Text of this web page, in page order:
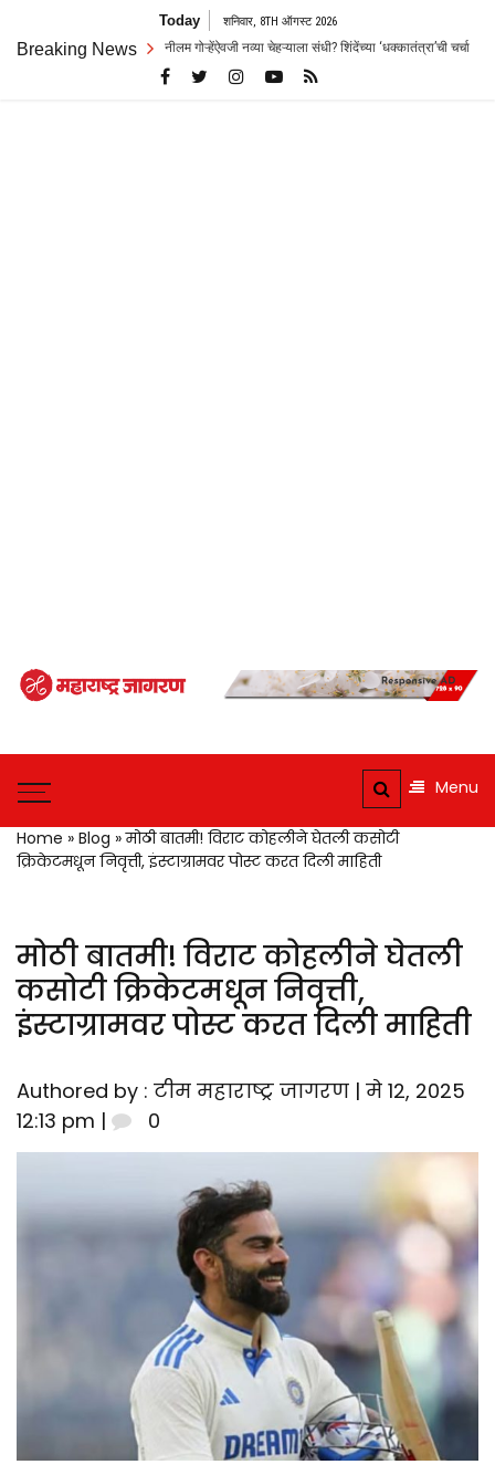
content
Today शनिवार, 8TH ऑगस्ट 2026
Breaking News
गोऱ्हेंऐवजी नव्या चेहऱ्याला संधी? शिंदेंच्या ‘धक्कातंत्रा’ची चर्चा पुण्यात धक्कादायक
Maharashtra
Trusted
Marathi
Updates
Trusted
Companion for the
Latest News
Menu
Home » Blog »मोठी बातमी! विराट कोहलीने घेतली कसोटी
क्रिकेटमधून निवृत्ती, इंस्टाग्रामवर पोस्ट करत दिली माहिती
मोठी बातमी! विराट कोहलीने घेतली
कसोटी क्रिकेटमधून निवृत्ती,
इंस्टाग्रामवर पोस्ट करत दिली माहिती
Authored by : टीम महाराष्ट्र जागरण | मे 12, 2025
12:13 pm |
0